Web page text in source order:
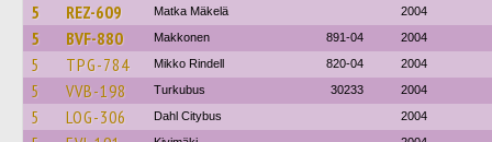
5 REZ-609 Matka Mäkelä 2004
5 BVF-880 Makkonen 891-04 2004
5 TPG-784 Mikko Rindell 820-04 2004
5 VVB-198 Turkubus 30233 2004
5 LOG-306 Dahl Citybus 2004